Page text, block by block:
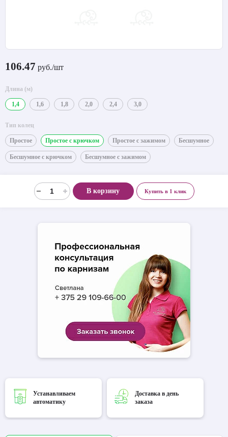
106.47 руб./шт
Длина (м)
1,4 1,6 1,8 2,0 2,4 3,0
Тип колец
Простое Простое с крючком Простое с зажимом Бесшумное
Бесшумное с крючком Бесшумное с зажимом
В корзину Купить в 1 клик
Устанавливаем
автоматику
Доставка в день
заказа